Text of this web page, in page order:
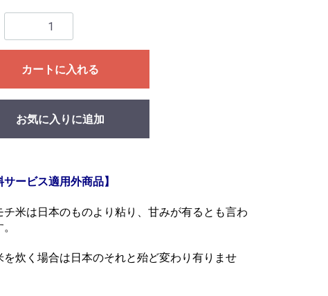
カートに入れる
お気に入りに追加
サービス適用外商品】
チ米は日本のものより粘り、甘みが有るとも言わ
を炊く場合は日本のそれと殆ど変わり有りませ